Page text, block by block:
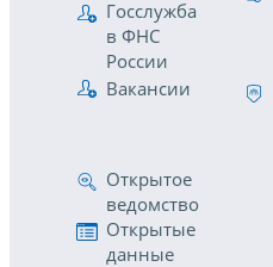
Госслужба
в ФНС
России
Вакансии
Открытое
ведомство
Открытые
данные